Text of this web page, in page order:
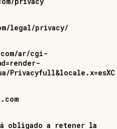
legal/privacy/
ar/cgi-
Privacyfull&locale.x=esXC
obligado a retener la